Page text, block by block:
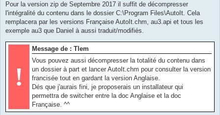
Pour la version zip de Septembre 2017 il suffit de décompresser
l'intégralité du contenu dans le dossier C:\Program Files\AutoIt. Cela
remplacera par les versions Française AutoIt.chm, au3.api et tous les
exemple au3 que Daniel à aussi traduit/modifiés.
!
Message de : Tlem
Vous pouvez aussi décompresser la totalité du contenu dans
un dossier à part et lancer AutoIt.chm pour consulter la version
francisée tout en gardant la version Anglaise.
Dés que j'aurais fini, je proposerais un installateur qui
permettra de switcher entre la doc Anglaise et la doc
Française. ^^